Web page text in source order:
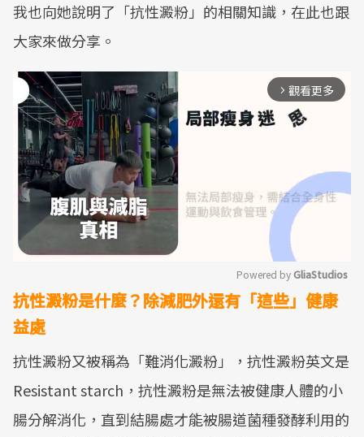
我也向她說明了「抗性澱粉」的相關知識，在此也跟
大家來做分享。
arrow_forward_ios 觀看更多
Mute
Powered by GliaStudios
抗性澱粉是什麼？除減肥外還有「這些」健康
益處
抗性澱粉又被稱為「難消化澱粉」，抗性澱粉英文是
Resistant starch，抗性澱粉是無法被健康人體的小
腸分解消化，直到結腸處才能被腸道菌種發酵利用的